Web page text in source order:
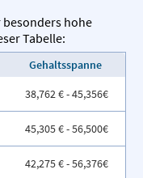
besonders hohe
Tabelle:
Gehaltsspanne
38,762 € - 45,356€
45,305 € - 56,500€
42,275 € - 56,376€